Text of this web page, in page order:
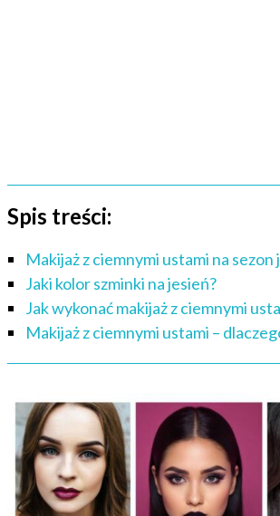
Spis treści:
Makijaż z ciemnymi ustami na sezon
Jaki kolor szminki na jesień?
Jak wykonać makijaż z ciemnymi
Makijaż z ciemnymi ustami –